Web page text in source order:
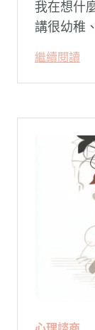
我在想什
講很幼稚
繼續閱讀